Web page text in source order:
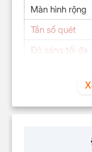
Màn hình rộng
Tần số quét
Độ sáng tối đa
Chip